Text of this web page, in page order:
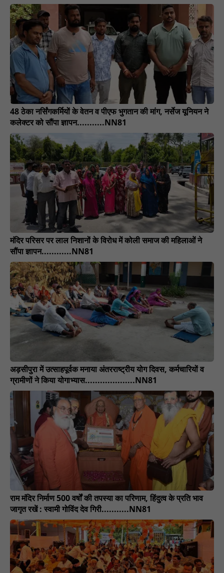
48 ठेका नर्सिंगकर्मियों के वेतन व पीएफ भुगतान की मांग, नर्सेज यूनियन ने
कलेक्टर को सौंपा ज्ञापन...........NN81
मंदिर परिसर पर लाल निशानों के विरोध में कोली समाज की महिलाओं ने
सौंपा ज्ञापन............NN81
अड़सीपुरा में उत्साहपूर्वक मनाया अंतरराष्ट्रीय योग दिवस, कर्मचारियों व
ग्रामीणों ने किया योगाभ्यास....................NN81
राम मंदिर निर्माण 500 वर्षों की तपस्या का परिणाम, हिंदुत्व के प्रति भाव
जागृत रखें : स्वामी गोविंद देव गिरी...........NN81